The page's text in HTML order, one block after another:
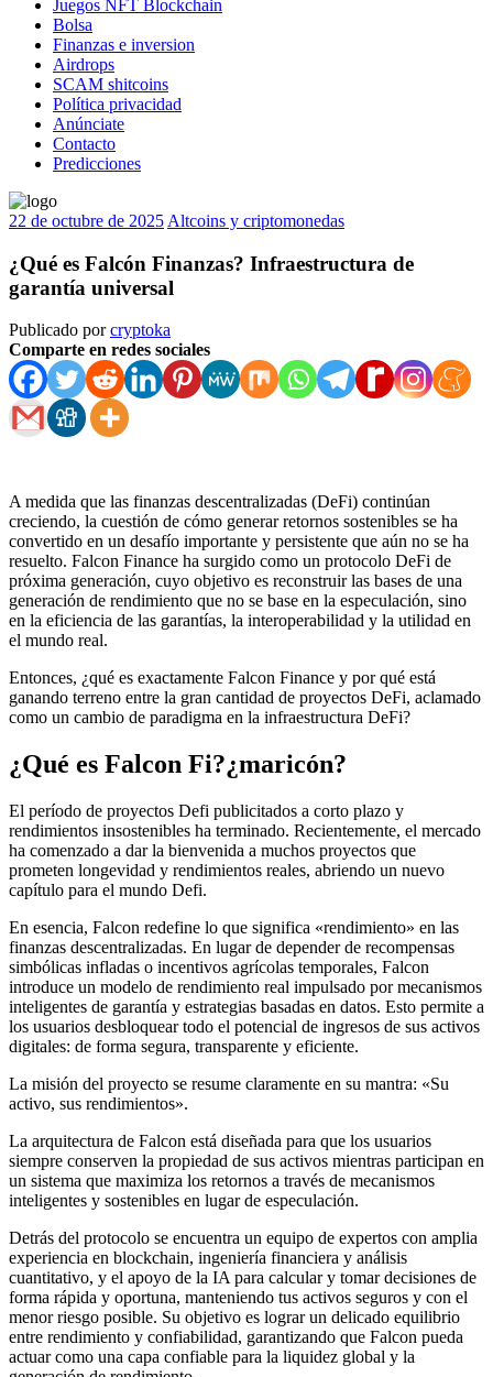
Juegos NFT Blockchain
Bolsa
Finanzas e inversion
Airdrops
SCAM shitcoins
Política privacidad
Anúnciate
Contacto
Predicciones
22 de octubre de 2025 Altcoins y criptomonedas
¿Qué es Falcón Finanzas? Infraestructura de
garantía universal
Publicado porcryptoka
Comparte en redes sociales
A medida que las finanzas descentralizadas (DeFi) continúan
creciendo, la cuestión de cómo generar retornos sostenibles se ha
convertido en un desafío importante y persistente que aún no se ha
resuelto. Falcon Finance ha surgido como un protocolo DeFi de
próxima generación, cuyo objetivo es reconstruir las bases de una
generación de rendimiento que no se base en la especulación, sino
en la eficiencia de las garantías, la interoperabilidad y la utilidad en
el mundo real.
Entonces, ¿qué es exactamente Falcon Finance y por qué está
ganando terreno entre la gran cantidad de proyectos DeFi, aclamado
como un cambio de paradigma en la infraestructura DeFi?
¿Qué es Falcon Fi?¿maricón?
El período de proyectos Defi publicitados a corto plazo y
rendimientos insostenibles ha terminado. Recientemente, el mercado
ha comenzado a dar la bienvenida a muchos proyectos que
prometen longevidad y rendimientos reales, abriendo un nuevo
capítulo para el mundo Defi.
En esencia, Falcon redefine lo que significa «rendimiento» en las
finanzas descentralizadas. En lugar de depender de recompensas
simbólicas infladas o incentivos agrícolas temporales, Falcon
introduce un modelo de rendimiento real impulsado por mecanismos
inteligentes de garantía y estrategias basadas en datos. Esto permite a
los usuarios desbloquear todo el potencial de ingresos de sus activos
digitales: de forma segura, transparente y eficiente.
La misión del proyecto se resume claramente en su mantra: «Su
activo, sus rendimientos».
La arquitectura de Falcon está diseñada para que los usuarios
siempre conserven la propiedad de sus activos mientras participan en
un sistema que maximiza los retornos a través de mecanismos
inteligentes y sostenibles en lugar de especulación.
Detrás del protocolo se encuentra un equipo de expertos con amplia
experiencia en blockchain, ingeniería financiera y análisis
cuantitativo, y el apoyo de la IA para calcular y tomar decisiones de
forma rápida y oportuna, manteniendo tus activos seguros y con el
menor riesgo posible. Su objetivo es lograr un delicado equilibrio
entre rendimiento y confiabilidad, garantizando que Falcon pueda
actuar como una capa confiable para la liquidez global y la